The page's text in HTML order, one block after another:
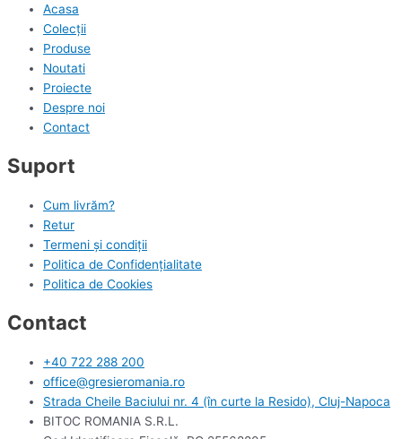
Acasa
Colecții
Produse
Noutati
Proiecte
Despre noi
Contact
Suport
Cum livrăm?
Retur
Termeni și condiții
Politica de Confidențialitate
Politica de Cookies
Contact
+40 722 288 200
office@gresieromania.ro
Strada Cheile Baciului nr. 4 (în curte la Resido), Cluj-Napoca
BITOC ROMANIA S.R.L.